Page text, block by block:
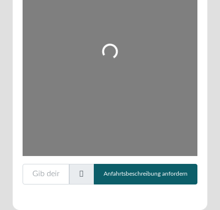
Wird geladen …
Gib deinen Standort ein.
Anfahrtsbeschreibung anfordern